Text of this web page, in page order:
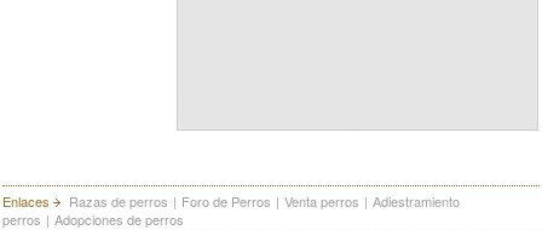
Enlaces Razas de perros | Foro de Perros | Venta perros | Adiestramiento
perros | Adopciones de perros